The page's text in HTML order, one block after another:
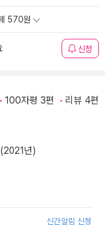
570원
신청
100자평 3편 리뷰 4편
년)
신간알림 신청